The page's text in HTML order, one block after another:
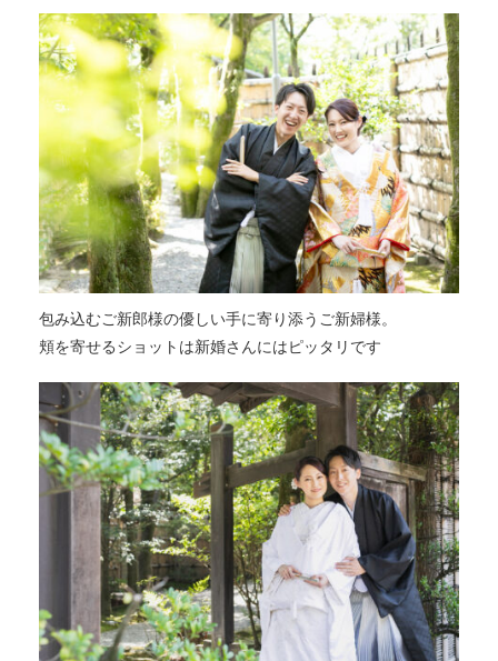
包み込むご新郎様の優しい手に寄り添うご新婦様。
頬を寄せるショットは新婚さんにはピッタリです